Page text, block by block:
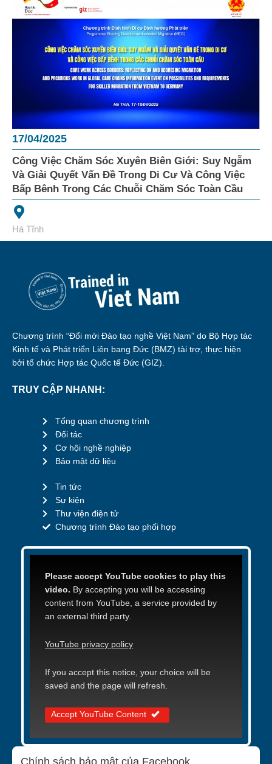
17/04/2025
Công Việc Chăm Sóc Xuyên Biên Giới: Suy Ngẫm
Và Giải Quyết Vấn Đề Trong Di Cư Và Công Việc
Bấp Bênh Trong Các Chuỗi Chăm Sóc Toàn Cầu
Hà Tĩnh
Chương trình “Đổi mới Đào tạo nghề Việt Nam” do Bộ Hợp tác
Kinh tế và Phát triển Liên bang Đức (BMZ) tài trợ, thực hiện
bởi tổ chức Hợp tác Quốc tế Đức (GIZ).
TRUY CẬP NHANH:
Tổng quan chương trình
Đối tác
Cơ hội nghề nghiệp
Bảo mật dữ liệu
Tin tức
Sự kiện
Thư viện điện tử
Chương trình Đào tạo phối hợp
Please accept YouTube cookies to play this
video. By accepting you will be accessing
content from YouTube, a service provided by
an external third party.
YouTube privacy policy
If you accept this notice, your choice will be
saved and the page will refresh.
Accept YouTube Content
Chính sách bảo mật của Facebook